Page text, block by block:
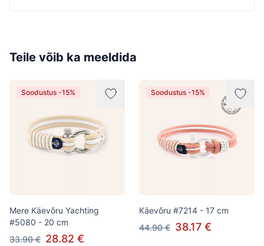
Teile võib ka meeldida
Soodustus -15%
Mere Käevõru Yachting
#5080 - 20 cm
33.90 € 28.82 €
Soodustus -15%
Käevõru #7214 - 17 cm
44.90 € 38.17 €